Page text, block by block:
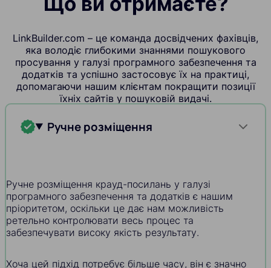
LinkBuilder.com – це команда досвідчених фахівців,
яка володіє глибокими знаннями пошукового
просування у галузі програмного забезпечення та
додатків та успішно застосовує їх на практиці,
допомагаючи нашим клієнтам покращити позиції
їхніх сайтів у пошуковій видачі.
Ручне розміщення
Ручне розміщення крауд-посилань у галузі
програмного забезпечення та додатків є нашим
пріоритетом, оскільки це дає нам можливість
ретельно контролювати весь процес та
забезпечувати високу якість результату.
Хоча цей підхід потребує більше часу, він є значно